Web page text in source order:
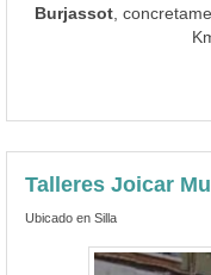
Burjassot,
Talleres Joicar
Ubicado en Silla